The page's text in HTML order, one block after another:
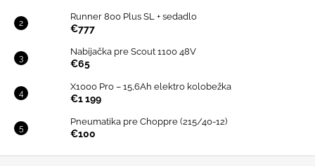
Runner 800 Plus SL + sedadlo
€777
Nabíjačka pre Scout 1100 48V
€65
X1000 Pro – 15,6Ah elektro kolobežka
€1 199
Pneumatika pre Choppre (215/40-12)
€100